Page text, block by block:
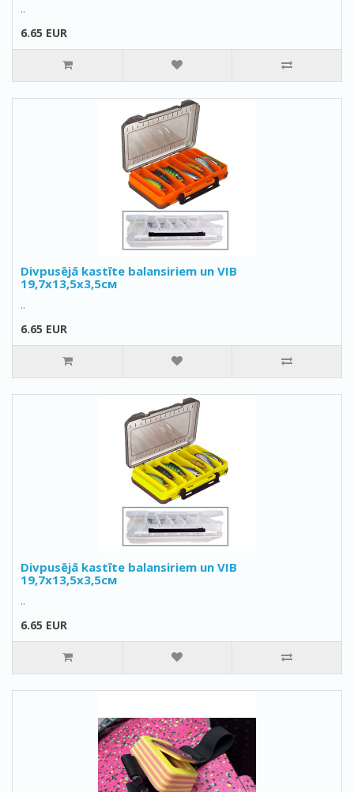
..
6.65 EUR
Divpusējā kastīte balansiriem un VIB
19,7x13,5x3,5см
..
6.65 EUR
Divpusējā kastīte balansiriem un VIB
19,7x13,5x3,5см
..
6.65 EUR